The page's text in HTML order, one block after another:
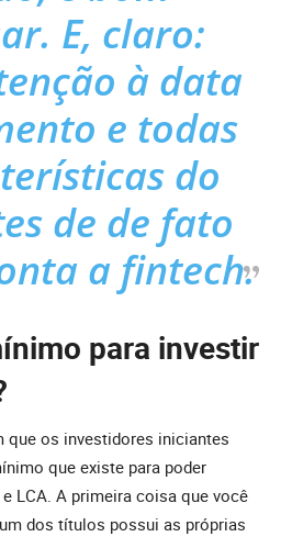
E, claro:
à data
e todas
do
de de fato
a fintech.
para investir
que os investidores iniciantes
que existe para poder
LCA. A primeira coisa que você
dos títulos possui as próprias